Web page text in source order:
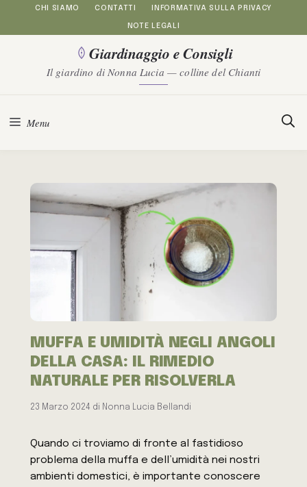
al
contenuto
CHI SIAMO CONTATTI INFORMATIVA SULLA PRIVACY
NOTE LEGALI
Giardinaggio e Consigli
Il giardino di Nonna Lucia — colline del Chianti
Menu
MUFFA E UMIDITÀ NEGLI ANGOLI
DELLA CASA: IL RIMEDIO
NATURALE PER RISOLVERLA
23 Marzo 2024 di Nonna Lucia Bellandi
Quando ci troviamo di fronte al fastidioso
problema della muffa e dell’umidità nei nostri
ambienti domestici, è importante conoscere